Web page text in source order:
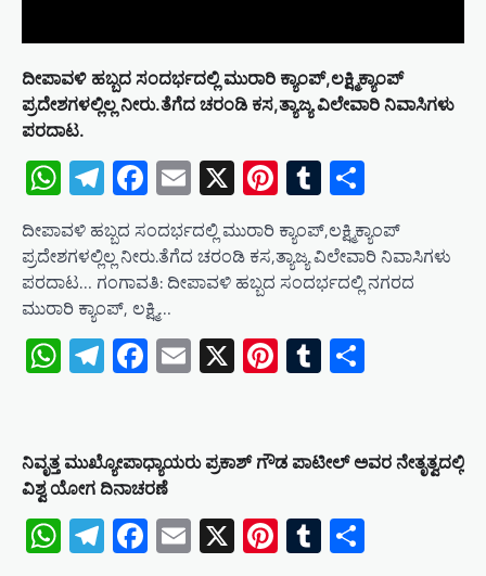
ದೀಪಾವಳಿ ಹಬ್ಬದ ಸಂದರ್ಭದಲ್ಲಿ ಮುರಾರಿ ಕ್ಯಾಂಪ್,ಲಕ್ಷ್ಮಿಕ್ಯಾಂಪ್
ಪ್ರದೇಶಗಳಲ್ಲಿಲ್ಲ ನೀರು.ತೆಗೆದ ಚರಂಡಿ ಕಸ,ತ್ಯಾಜ್ಯ ವಿಲೇವಾರಿ ನಿವಾಸಿಗಳು
ಪರದಾಟ.
WhatsApp
Telegram
Facebook
Email
X Pinterest
Tumblr
ದೀಪಾವಳಿ ಹಬ್ಬದ ಸಂದರ್ಭದಲ್ಲಿ ಮುರಾರಿ ಕ್ಯಾಂಪ್,ಲಕ್ಷ್ಮಿಕ್ಯಾಂಪ್
ಪ್ರದೇಶಗಳಲ್ಲಿಲ್ಲ ನೀರು.ತೆಗೆದ ಚರಂಡಿ ಕಸ,ತ್ಯಾಜ್ಯ ವಿಲೇವಾರಿ ನಿವಾಸಿಗಳು
ಪರದಾಟ… ಗಂಗಾವತಿ: ದೀಪಾವಳಿ ಹಬ್ಬದ ಸಂದರ್ಭದಲ್ಲಿ ನಗರದ
ಮುರಾರಿ ಕ್ಯಾಂಪ್, ಲಕ್ಷ್ಮಿ…
WhatsApp
Telegram
Facebook
Email
X Pinterest
Tumblr
ನಿವೃತ್ತ ಮುಖ್ಯೋಪಾಧ್ಯಾಯರು ಪ್ರಕಾಶ್ ಗೌಡ ಪಾಟೀಲ್ ಅವರ ನೇತೃತ್ವದಲ್ಲಿ
ವಿಶ್ವ ಯೋಗ ದಿನಾಚರಣೆ
WhatsApp
Telegram
Facebook
Email
X Pinterest
Tumblr